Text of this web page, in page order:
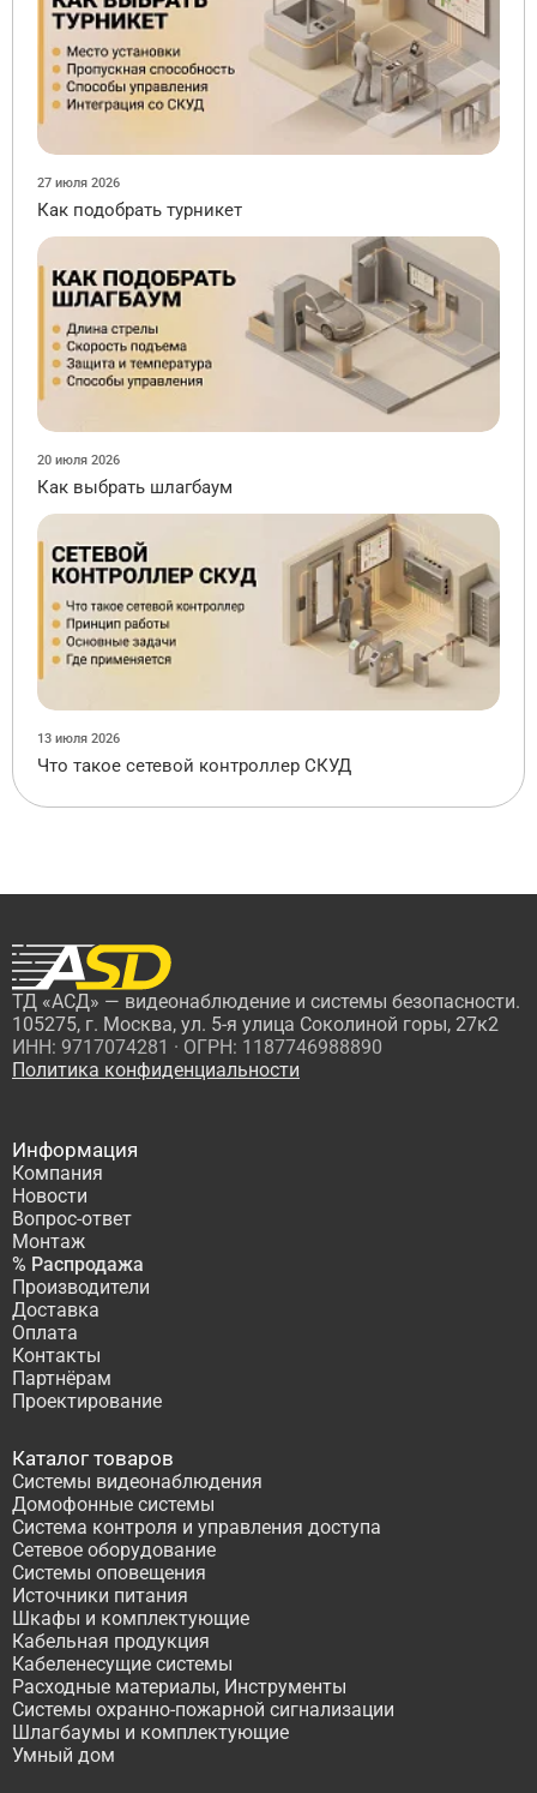
27 июля 2026
Как подобрать турникет
20 июля 2026
Как выбрать шлагбаум
13 июля 2026
Что такое сетевой контроллер СКУД
ТД «АСД» — видеонаблюдение и системы безопасности.
105275, г. Москва, ул. 5-я улица Соколиной горы, 27к2
ИНН: 9717074281 · ОГРН: 1187746988890
Политика конфиденциальности
Информация
Компания
Новости
Вопрос-ответ
Монтаж
% Распродажа
Производители
Доставка
Оплата
Контакты
Партнёрам
Проектирование
Каталог товаров
Системы видеонаблюдения
Домофонные системы
Система контроля и управления доступа
Сетевое оборудование
Системы оповещения
Источники питания
Шкафы и комплектующие
Кабельная продукция
Кабеленесущие системы
Расходные материалы, Инструменты
Системы охранно-пожарной сигнализации
Шлагбаумы и комплектующие
Умный дом